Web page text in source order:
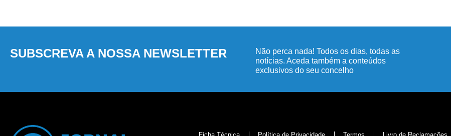
SUBSCREVA A NOSSA NEWSLETTER
Não perca nada! Todos os dias, todas as
notícias. Aceda também a conteúdos
exclusivos do seu concelho